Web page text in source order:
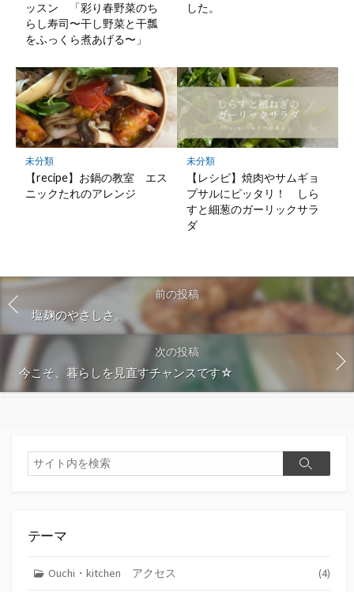
ッスン 「彩り春野菜のち
らし寿司〜干し野菜と干瓢
をふっくら煮あげる〜」
した。
未分類
【recipe】お鍋の教室 エス
ニックたれのアレンジ
未分類
【レシピ】焼肉やサムギョ
プサルにピッタリ！ しら
すと細葱のガーリックサラ
ダ
前の投稿
塩麹のやさしさ。
次の投稿
今こそ、暮らしを見直すチャンスです☆
検
索
検
テーマ
Ouchi・kitchen アクセス (4)